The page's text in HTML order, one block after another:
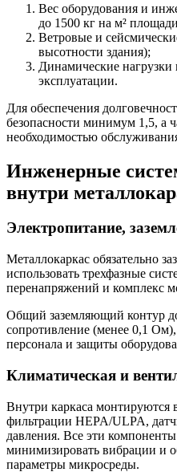
Вес оборудования и
до 1500 кг на м²
Ветровые и
высотности здания);
Динамические
эксплуатации.
Для обеспечения
безопасности минимум 1,5, а
необходимостью
Инженерные
внутри
Электропитание,
Металлокаркас обязательно
использовать трехфазные
перенапряжений и комплекс
Общий заземляющий контур
сопротивление (менее 0,1 Ом),
персонала и защиты
Климатическая и
Внутри каркаса монтируются
фильтрации HEPA/ULPA,
давления. Все эти
минимизировать вибрации и
параметры микросреды.